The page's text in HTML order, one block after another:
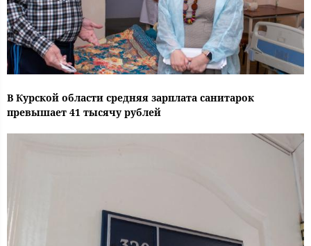
В Курской области средняя зарплата санитарок
превышает 41 тысячу рублей